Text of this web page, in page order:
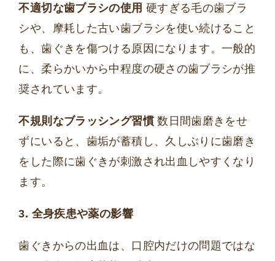
不適切な歯ブラシの使用 硬すぎる毛の歯ブラ
シや、摩耗した古い歯ブラシを使い続けること
も、歯ぐきを傷つける原因になります。一般的
に、柔らかいから中程度の硬さの歯ブラシが推
奨されています。
不規則なブラッシング習慣数日間歯磨きをせ
ずにいると、歯垢が蓄積し、久しぶりに歯磨き
をした際に歯ぐきが刺激され出血しやすくなり
ます。
3. 全身疾患や薬の影響
歯ぐきからの出血は、口腔内だけの問題ではな